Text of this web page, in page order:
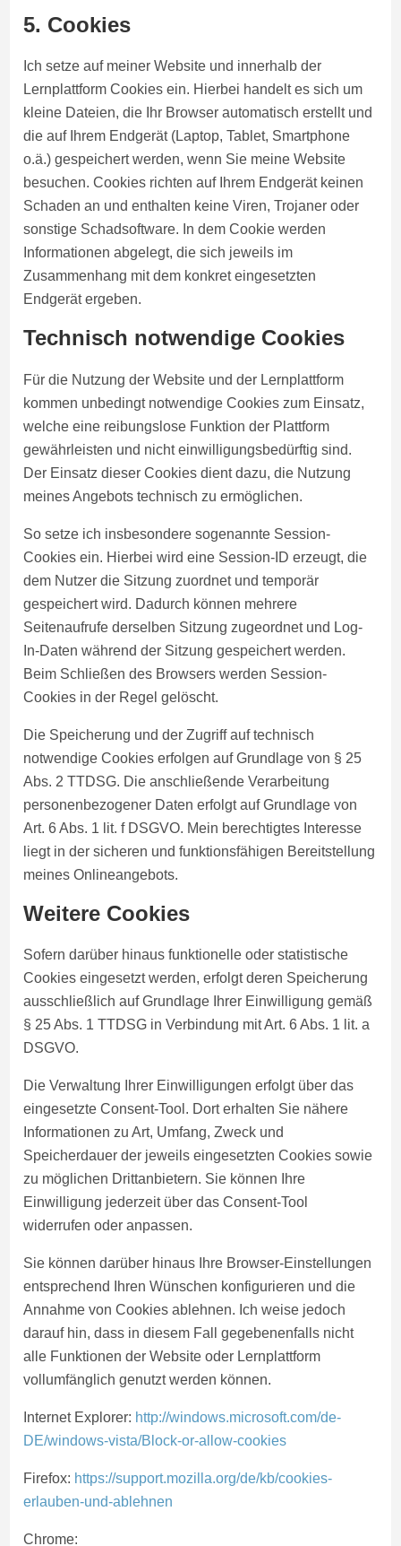
5. Cookies
Ich setze auf meiner Website und innerhalb der
Lernplattform Cookies ein. Hierbei handelt es sich um
kleine Dateien, die Ihr Browser automatisch erstellt und
die auf Ihrem Endgerät (Laptop, Tablet, Smartphone
o.ä.) gespeichert werden, wenn Sie meine Website
besuchen. Cookies richten auf Ihrem Endgerät keinen
Schaden an und enthalten keine Viren, Trojaner oder
sonstige Schadsoftware. In dem Cookie werden
Informationen abgelegt, die sich jeweils im
Zusammenhang mit dem konkret eingesetzten
Endgerät ergeben.
Technisch notwendige Cookies
Für die Nutzung der Website und der Lernplattform
kommen unbedingt notwendige Cookies zum Einsatz,
welche eine reibungslose Funktion der Plattform
gewährleisten und nicht einwilligungsbedürftig sind.
Der Einsatz dieser Cookies dient dazu, die Nutzung
meines Angebots technisch zu ermöglichen.
So setze ich insbesondere sogenannte Session-
Cookies ein. Hierbei wird eine Session-ID erzeugt, die
dem Nutzer die Sitzung zuordnet und temporär
gespeichert wird. Dadurch können mehrere
Seitenaufrufe derselben Sitzung zugeordnet und Log-
In-Daten während der Sitzung gespeichert werden.
Beim Schließen des Browsers werden Session-
Cookies in der Regel gelöscht.
Die Speicherung und der Zugriff auf technisch
notwendige Cookies erfolgen auf Grundlage von § 25
Abs. 2 TTDSG. Die anschließende Verarbeitung
personenbezogener Daten erfolgt auf Grundlage von
Art. 6 Abs. 1 lit. f DSGVO. Mein berechtigtes Interesse
liegt in der sicheren und funktionsfähigen Bereitstellung
meines Onlineangebots.
Weitere Cookies
Sofern darüber hinaus funktionelle oder statistische
Cookies eingesetzt werden, erfolgt deren Speicherung
ausschließlich auf Grundlage Ihrer Einwilligung gemäß
§ 25 Abs. 1 TTDSG in Verbindung mit Art. 6 Abs. 1 lit. a
DSGVO.
Die Verwaltung Ihrer Einwilligungen erfolgt über das
eingesetzte Consent-Tool. Dort erhalten Sie nähere
Informationen zu Art, Umfang, Zweck und
Speicherdauer der jeweils eingesetzten Cookies sowie
zu möglichen Drittanbietern. Sie können Ihre
Einwilligung jederzeit über das Consent-Tool
widerrufen oder anpassen.
Sie können darüber hinaus Ihre Browser-Einstellungen
entsprechend Ihren Wünschen konfigurieren und die
Annahme von Cookies ablehnen. Ich weise jedoch
darauf hin, dass in diesem Fall gegebenenfalls nicht
alle Funktionen der Website oder Lernplattform
vollumfänglich genutzt werden können.
Internet Explorer: http://windows.microsoft.com/de-
DE/windows-vista/Block-or-allow-cookies
Firefox: https://support.mozilla.org/de/kb/cookies-
erlauben-und-ablehnen
Chrome: